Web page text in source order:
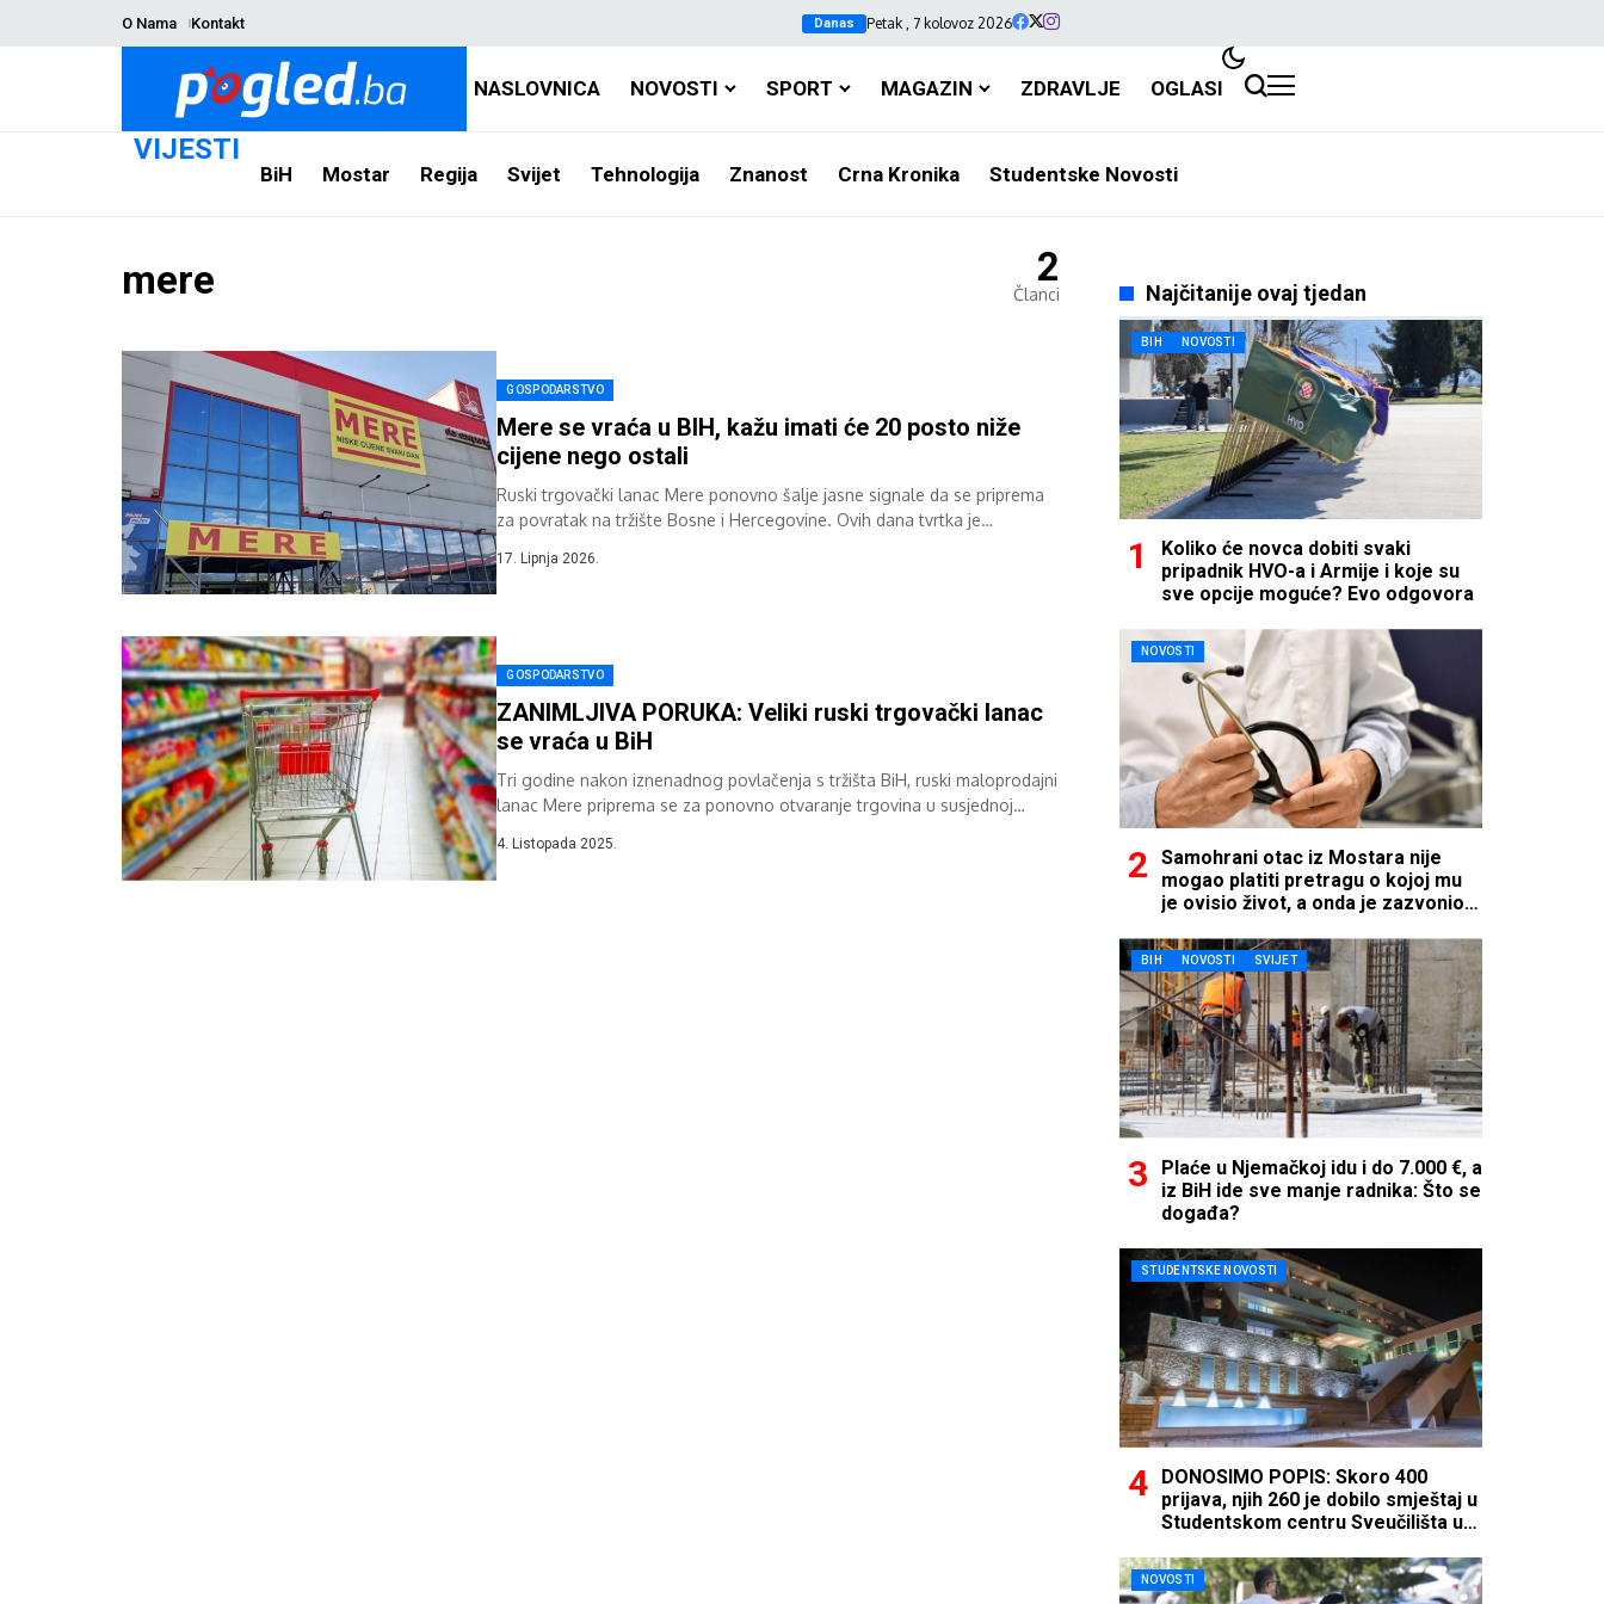
O Nama Kontakt Danas Petak , 7 kolovoz 2026
NASLOVNICA NOVOSTI SPORT MAGAZIN ZDRAVLJE OGLASI
VIJESTI
BiH Mostar Regija Svijet Tehnologija Znanost Crna Kronika Studentske Novosti
mere 2
Članci
GOSPODARSTVO
Mere se vraća u BIH, kažu imati će 20 posto niže
cijene nego ostali
Ruski trgovački lanac Mere ponovno šalje jasne signale da se priprema
za povratak na tržište Bosne i Hercegovine. Ovih dana tvrtka je
17. Lipnja 2026.
GOSPODARSTVO
ZANIMLJIVA PORUKA: Veliki ruski trgovački lanac
se vraća u BiH
Tri godine nakon iznenadnog povlačenja s tržišta BiH, ruski maloprodajni
lanac Mere priprema se za ponovno otvaranje trgovina u susjednoj
4. Listopada 2025.
Najčitanije ovaj tjedan
BIH NOVOSTI
Koliko će novca dobiti svaki
pripadnik HVO-a i Armije i koje su
sve opcije moguće? Evo odgovora
NOVOSTI
Samohrani otac iz Mostara nije
mogao platiti pretragu o kojoj mu
je ovisio život, a onda je zazvonio
BIH NOVOSTI SVIJET
Plaće u Njemačkoj idu i do 7.000 €, a
iz BiH ide sve manje radnika: Što se
događa?
STUDENTSKE NOVOSTI
DONOSIMO POPIS: Skoro 400
prijava, njih 260 je dobilo smještaj u
Studentskom centru Sveučilišta u
NOVOSTI